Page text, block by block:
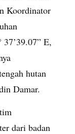
Koordinator
E,
hutan
Damar.
dari badan